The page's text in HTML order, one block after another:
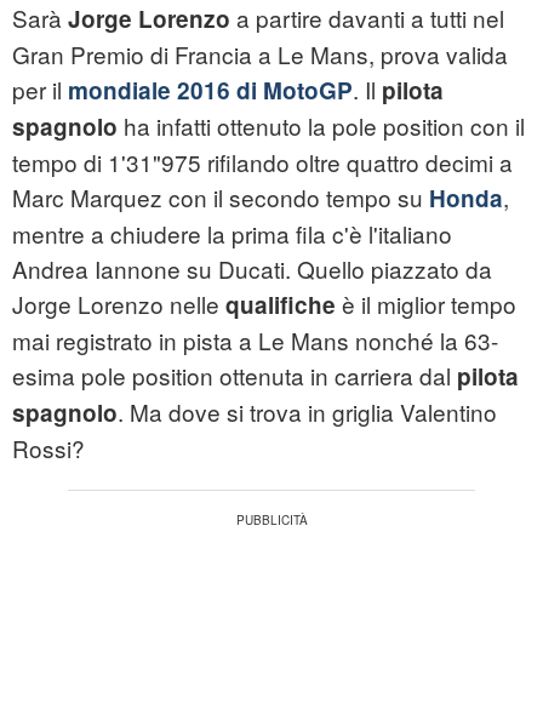
Sarà Jorge Lorenzo a partire davanti a tutti nel
Gran Premio di Francia a Le Mans, prova valida
per il mondiale 2016 di MotoGP. Il pilota
spagnolo ha infatti ottenuto la pole position con il
tempo di 1'31"975 rifilando oltre quattro decimi a
Marc Marquez con il secondo tempo su Honda,
mentre a chiudere la prima fila c'è l'italiano
Andrea Iannone su Ducati. Quello piazzato da
Jorge Lorenzo nelle qualifiche è il miglior tempo
mai registrato in pista a Le Mans nonché la 63-
esima pole position ottenuta in carriera dal pilota
spagnolo. Ma dove si trova in griglia Valentino
Rossi?